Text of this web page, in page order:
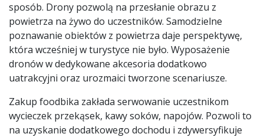
sposób. Drony pozwolą na przesłanie obrazu z
powietrza na żywo do uczestników. Samodzielne
poznawanie obiektów z powietrza daje perspektywę,
która wcześniej w turystyce nie było. Wyposażenie
dronów w dedykowane akcesoria dodatkowo
uatrakcyjni oraz urozmaici tworzone scenariusze.
Zakup foodbika zakłada serwowanie uczestnikom
wycieczek przekąsek, kawy soków, napojów. Pozwoli to
na uzyskanie dodatkowego dochodu i zdywersyfikuje